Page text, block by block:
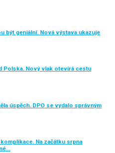
být geniální. Nová výstava ukazuje
Polska. Nový vlak otevírá cestu
úspěch. DPO se vydalo správným
Na začátku srpna